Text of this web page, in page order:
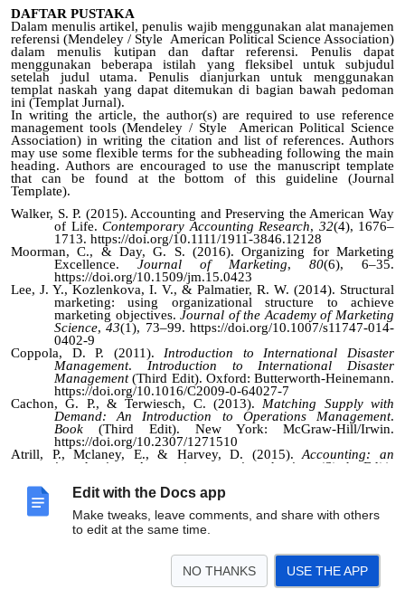
Edit with the Docs app
Make tweaks, leave comments, and share with others
to edit at the same time.
NO THANKS USE THE APP
DAFTAR PUSTAKA
Dalam menulis artikel, penulis wajib menggunakan alat manajemen
referensi (Mendeley / Style American Political Science Association)
dalam menulis kutipan dan daftar referensi. Penulis dapat
menggunakan beberapa istilah yang fleksibel untuk subjudul
setelah judul utama. Penulis dianjurkan untuk menggunakan
templat naskah yang dapat ditemukan di bagian bawah pedoman
ini (Templat Jurnal).
In writing the article, the author(s) are required to use reference
management tools (Mendeley / Style American Political Science
Association) in writing the citation and list of references. Authors
may use some flexible terms for the subheading following the main
heading. Authors are encouraged to use the manuscript template
that can be found at the bottom of this guideline (Journal
Template).
Walker, S. P. (2015). Accounting and Preserving the American Way
of Life. Contemporary Accounting Research, 32(4), 1676–
1713. https://doi.org/10.1111/1911-3846.12128
Moorman, C., & Day, G. S. (2016). Organizing for Marketing
Excellence. Journal of Marketing, 80(6), 6–35.
https://doi.org/10.1509/jm.15.0423
Lee, J. Y., Kozlenkova, I. V., & Palmatier, R. W. (2014). Structural
marketing: using organizational structure to achieve
marketing objectives.Journal of the Academy of Marketing
Science,43(1), 73–99. https://doi.org/10.1007/s11747-014-
0402-9
Coppola, D. P. (2011). Introduction to International Disaster
Management. Introduction to International Disaster
Management(Third Edit). Oxford: Butterworth-Heinemann.
https://doi.org/10.1016/C2009-0-64027-7
Cachon, G. P., & Terwiesch, C. (2013). Matching Supply with
Demand: An Introduction to Operations Management.
Book (Third Edit). New York: McGraw-Hill/Irwin.
https://doi.org/10.2307/1271510
Atrill, P., Mclaney, E., & Harvey, D. (2015).Accounting: an
introduction
Accounting: an introduction
(Sixth Edit).
https://doi.org/10.1002/9781118267745.ch6
Publisher: Universitas Muhammadiyah Palu